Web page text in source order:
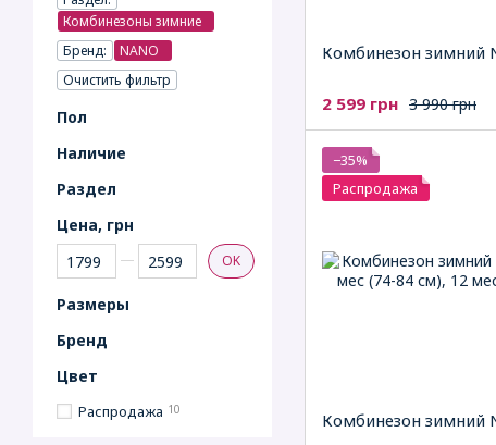
Комбинезон зимний
3 990 грн
2 599 грн
−35%
Распродажа
Комбинезон зимний
Комбинезоны зимние
Бренд:
NANO
Очистить фильтр
Пол
Наличие
Раздел
Цена, грн
От Цена, грн
До Цена, грн OK
Рaзмеры
Бренд
Цвет
Распродажа 10